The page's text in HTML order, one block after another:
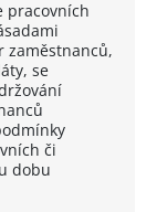
pracovních
zaměstnanců,
se
či
dobu